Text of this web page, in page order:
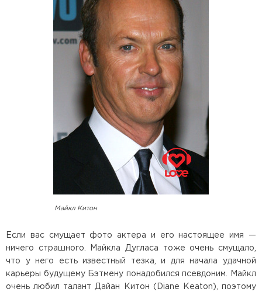
Майкл Китон
Если вас смущает фото актера и его настоящее имя —
ничего страшного. Майкла Дугласа тоже очень смущало,
что у него есть известный тезка, и для начала удачной
карьеры будущему Бэтмену понадобился псевдоним. Майкл
очень любил талант Дайан Китон (Diane Keaton), поэтому